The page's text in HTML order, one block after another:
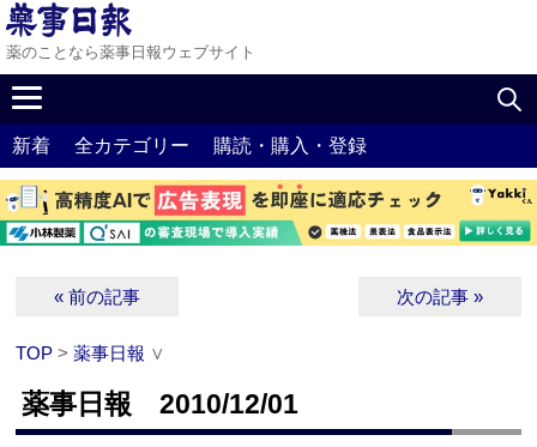
薬のことなら薬事日報ウェブサイト
新着 全カテゴリー 購読・購入・登録
« 前の記事 次の記事 »
TOP >薬事日報 ∨
薬事日報 2010/12/01